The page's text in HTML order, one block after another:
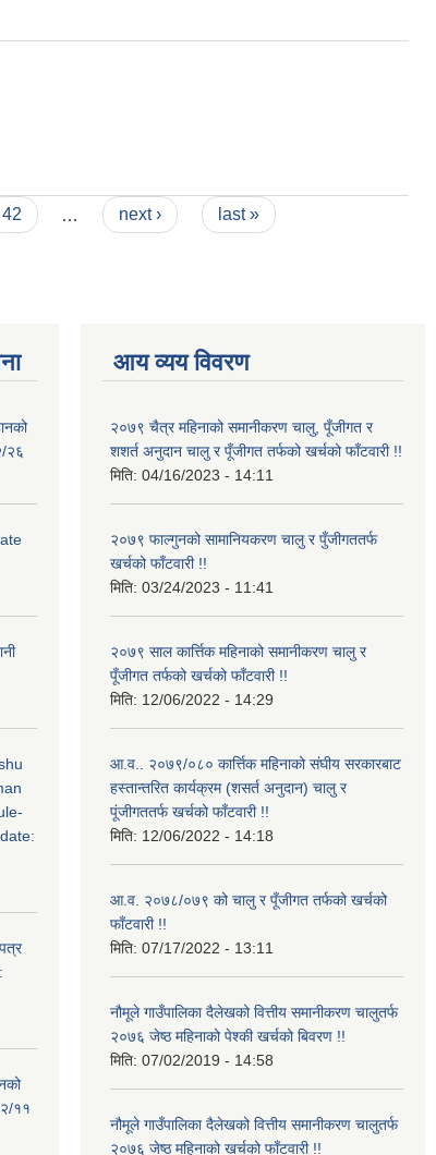
42 next › last »
२६
११
आय व्यय विवरण
२०७९ चैत्र महिनाको समानीकरण चालु, पूँजीगत र
शशर्त अनुदान चालु र पूँजीगत तर्फको खर्चको फाँटवारी !!
मिति: 04/16/2023 - 14:11
२०७९ फाल्गुनको सामानियकरण चालु र पुँजीगततर्फ
खर्चको फाँटवारी !!
मिति: 03/24/2023 - 11:41
२०७९ साल कार्त्तिक महिनाको समानीकरण चालु र
पूँजीगत तर्फको खर्चको फाँटवारी !!
मिति: 12/06/2022 - 14:29
आ.व.. २०७९/०८० कार्त्तिक महिनाको संघीय सरकारबाट
हस्तान्तरित कार्यक्रम (शसर्त अनुदान) चालु र
पूंजीगततर्फ खर्चको फाँटवारी !!
मिति: 12/06/2022 - 14:18
आ.व. २०७८/०७९ को चालु र पूँजीगत तर्फको खर्चको
फाँटवारी !!
मिति: 07/17/2022 - 13:11
नौमूले गाउँपालिका दैलेखको वित्तीय समानीकरण चालुतर्फ
२०७६ जेष्ठ महिनाको पेश्की खर्चको बिवरण !!
मिति: 07/02/2019 - 14:58
नौमूले गाउँपालिका दैलेखको वित्तीय समानीकरण चालुतर्फ
२०७६ जेष्ठ महिनाको खर्चको फाँटवारी !!